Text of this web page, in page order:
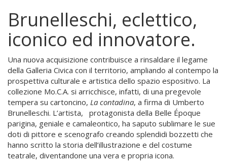
Brunelleschi, eclettico,
iconico ed innovatore.
Una nuova acquisizione contribuisce a rinsaldare il legame
della Galleria Civica con il territorio, ampliando al contempo la
prospettiva culturale e artistica dello spazio espositivo. La
collezione Mo.C.A. si arricchisce, infatti, di una pregevole
tempera su cartoncino, La contadina, a firma di Umberto
Brunelleschi. L’artista, protagonista della Belle Époque
parigina, geniale e camaleontico, ha saputo sublimare le sue
doti di pittore e scenografo creando splendidi bozzetti che
hanno scritto la storia dell’illustrazione e del costume
teatrale, diventandone una vera e propria icona.